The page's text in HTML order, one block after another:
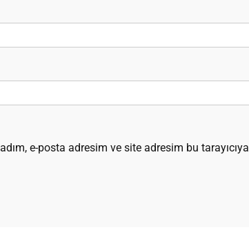
e-posta adresim ve site adresim bu tarayıcıya